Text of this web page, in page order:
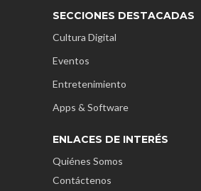
SECCIONES DESTACADAS
Cultura Digital
Eventos
Entretenimiento
Apps & Software
ENLACES DE INTERÉS
Quiénes Somos
Contáctenos